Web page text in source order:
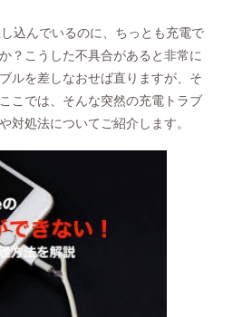
込んでいるのに、ちっとも充電で
？こうした不具合があると非常に
ルを差しなおせば直りますが、そ
こでは、そんな突然の充電トラブ
対処法についてご紹介します。